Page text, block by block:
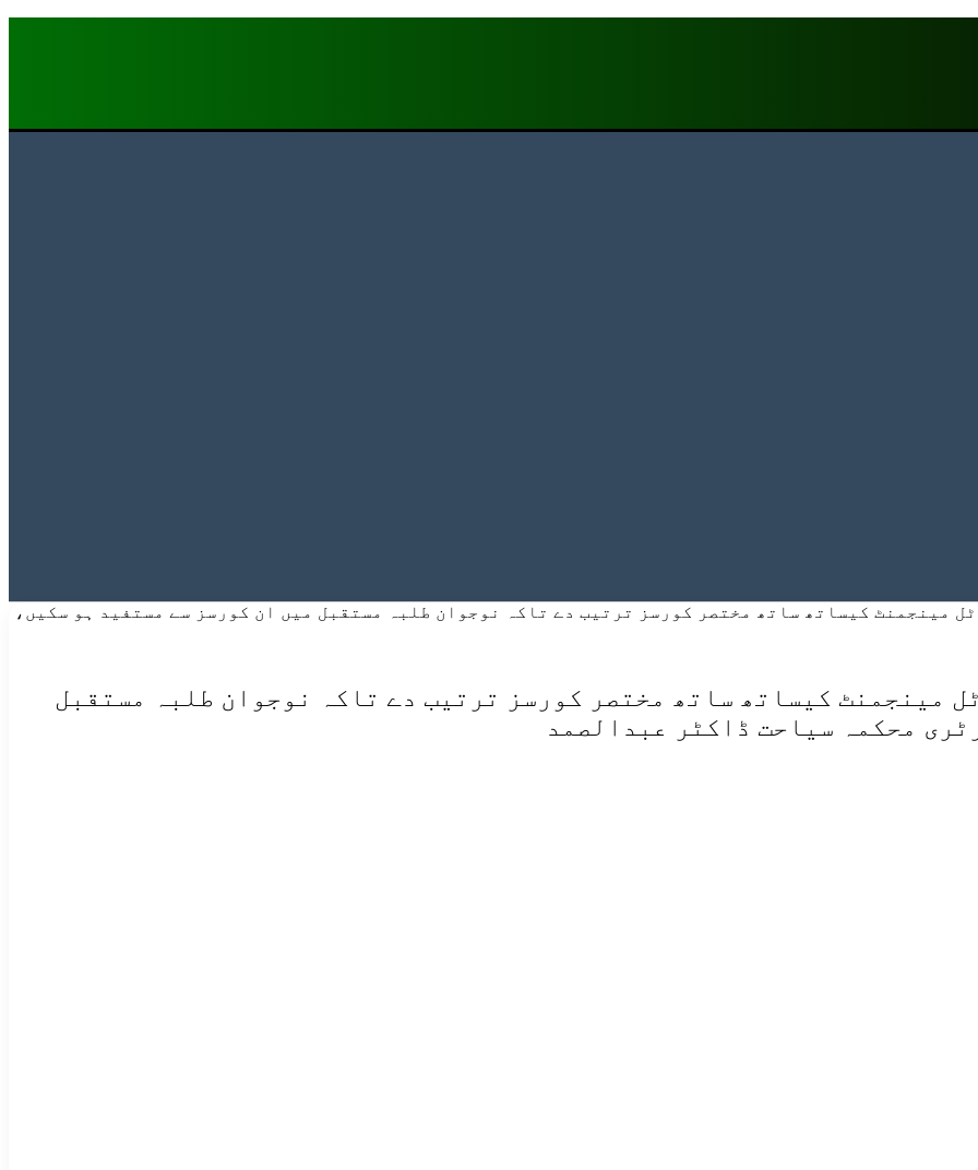
مینجمنٹ کیساتھ ساتھ مختصر کورسز ترتیب دے تاکہ نوجوان طلبہ مستقبل میں ان کورسز سے مستفید ہو سکیں،
مینجمنٹ کیساتھ ساتھ مختصر کورسز ترتیب دے تاکہ نوجوان طلبہ مستقبل
محکمہ سیاحت ڈاکٹر عبدالصمد